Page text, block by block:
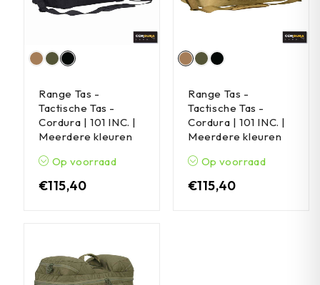
Range Tas -
Tactische Tas -
Cordura | 101 INC. |
Meerdere kleuren
Op voorraad
€115,40
Range Tas -
Tactische Tas -
Cordura | 101 INC. |
Meerdere kleuren
Op voorraad
€115,40